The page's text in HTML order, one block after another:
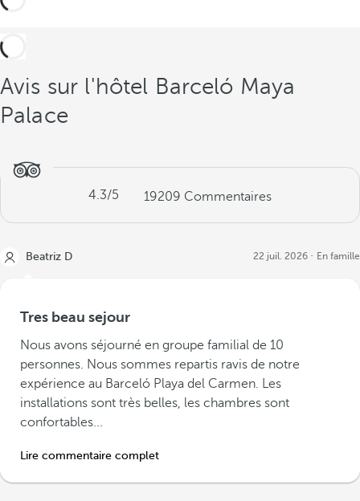
Avis sur l'hôtel Barceló Maya
Palace
4.3/5 19209 Commentaires
Beatriz D 22 juil. 2026 En famille
Tres beau sejour
Nous avons séjourné en groupe familial de 10
personnes. Nous sommes repartis ravis de notre
expérience au Barceló Playa del Carmen. Les
installations sont très belles, les chambres sont
confortables...
Lire commentaire complet